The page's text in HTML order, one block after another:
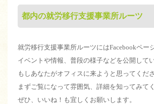
都内の就労移行支援事業所ルーツ
就労移行支援事業所ルーツにはFacebookペー
イベントや情報、普段の様子などを公開して
もしあなたがオフィスに来ようと思ってくだ
まずご覧になって雰囲気、詳細を知ってみて
ぜひ、いいね！も宜しくお願いします。